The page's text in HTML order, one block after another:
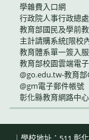
學雜費入口網
行政院人事行政總處
教育部國民及學前
主計請購系統[限校
教育體系單一簽入
教育部校園雲端電
@go.edu.tw-教育
@gm電子郵件帳號
彰化縣教育網路中心